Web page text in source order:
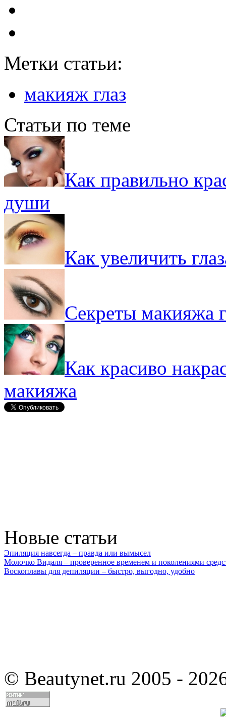
Метки статьи:
макияж глаз
Статьи по теме
Как правильно
души
Как увеличить
Секреты макияжа
Как красиво
макияжа
Новые статьи
Эпиляция навсегда – правда или вымысел
Молочко Видаля – проверенное временем и поколениями
Воскоплавы для депиляции – быстро, выгодно, удобно
© Beautynet.ru 2005 -